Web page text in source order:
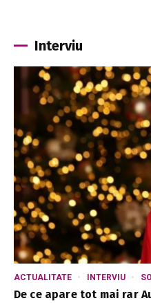
Interviu
ACTUALITATE INTERVIU
De ce apare tot mai rar